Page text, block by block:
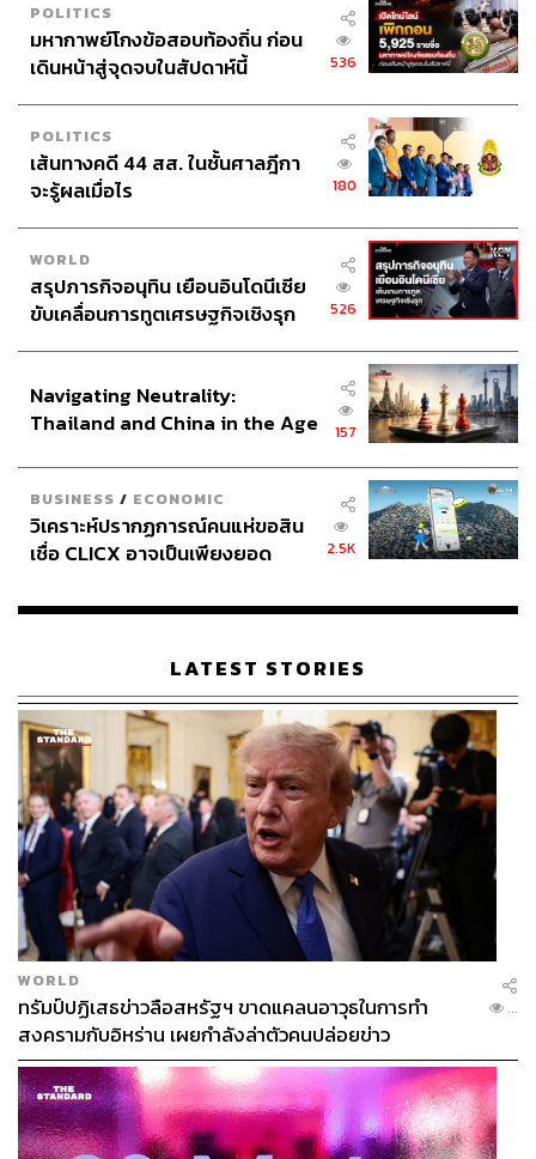
TAGS: Apple Apple Music
Porsche
Laguna Seca
POLITICS
มหากาพย์โกงข้อสอบท้องถิ่น ก่อน
เดินหน้าสู่จุดจบในสัปดาห์นี้
536
POLITICS
เส้นทางคดี 44 สส. ในชั้นศาลฎีกา
จะรู้ผลเมื่อไร
180
WORLD
สรุปภารกิจอนุทิน เยือนอินโดนีเซีย
ขับเคลื่อนการทูตเศรษฐกิจเชิงรุก
526
Navigating Neutrality:
Thailand and China in the Age
157
BUSINESS / ECONOMIC
วิเคราะห์ปรากฏการณ์คนแห่ขอสิน
เชื่อ CLICX อาจเป็นเพียงยอด
เรือนไทยที่ถูกซุกไว้
2.5K
LATEST STORIES
WORLD
ทรัมป์ปฏิเสธข่าวลือสหรัฐฯ ขาดแคลนอาวุธในการทำ
สงครามกับอิหร่าน เผยกำลังล่าตัวคนปล่อยข่าว
...